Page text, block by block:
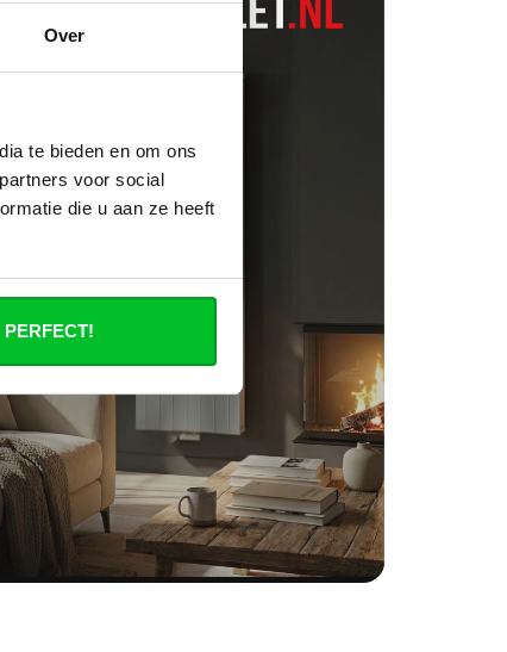
Over
te bieden en om ons
voor social
die u aan ze heeft
PERFECT!